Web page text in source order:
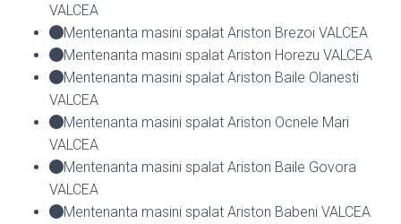
VALCEA
Mentenanta masini spalat Ariston Brezoi VALCEA
Mentenanta masini spalat Ariston Horezu VALCEA
Mentenanta masini spalat Ariston Baile Olanesti
VALCEA
Mentenanta masini spalat Ariston Ocnele Mari
VALCEA
Mentenanta masini spalat Ariston Baile Govora
VALCEA
Mentenanta masini spalat Ariston Babeni VALCEA